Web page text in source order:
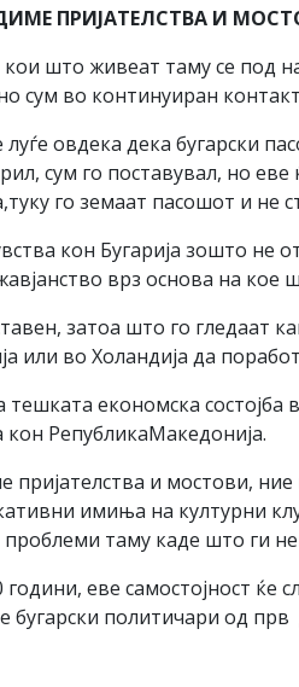
ПРИЈАТЕЛСТВА И
кои што живеат таму се под
сум во континуиран
луѓе овдека дека бугарски
сум го поставувал, но
го земаат пасошот и не
кон Бугарија зошто не
врз основа на кое
затоа што го гледаат
или во Холандија да
тешката економска
кон РепубликаМакедонија.
пријателства и мостови,
имиња на културни
таму каде што ги
еве самостојност ќе
бугарски политичари од